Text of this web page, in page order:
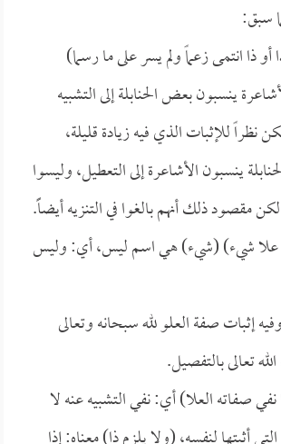
سبق:
ذا انتمى زعماً ولم يسر على ما رسما)
ينسبون بعض الحنابلة إلى التشبيه
نظراً للإثبات الذي فيه زيادة قليلة،
ينسبون الأشاعرة إلى التعطيل، وليسوا
مقصود ذلك أنهم بالغوا في التنزيه أيضاًَ.
علا شيء) (شيء) هي اسم ليس، أي: وليس
إثبات صفة العلو لله سبحانه وتعالى
تعالى بالتفصيل.
صفاته العلا) أي: نفي التشبيه عنه لا